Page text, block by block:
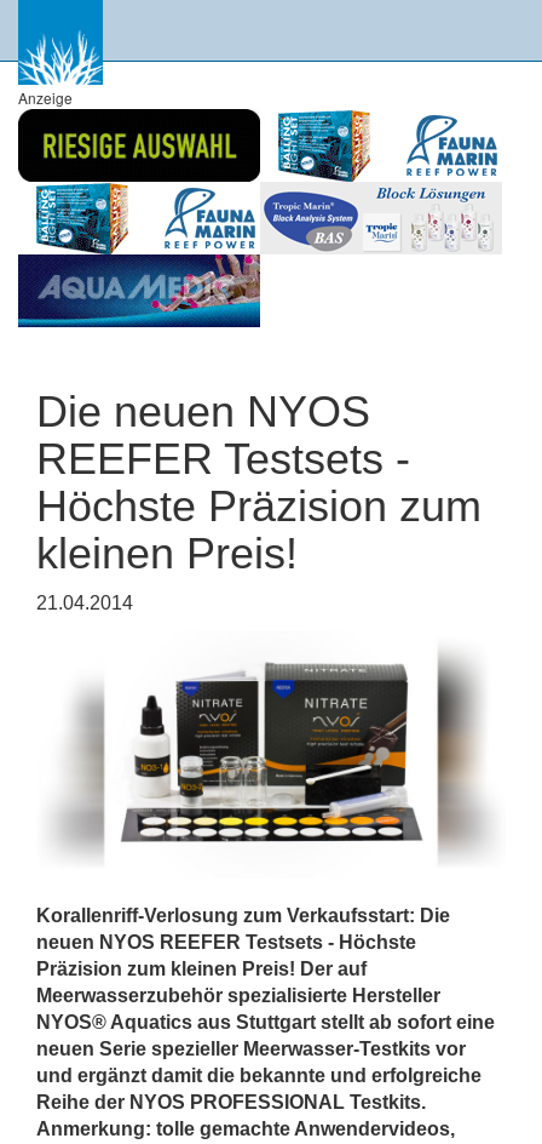
Anzeige
Die neuen NYOS
REEFER Testsets -
Höchste Präzision zum
kleinen Preis!
21.04.2014
Korallenriff-Verlosung zum Verkaufsstart: Die
neuen NYOS REEFER Testsets - Höchste
Präzision zum kleinen Preis! Der auf
Meerwasserzubehör spezialisierte Hersteller
NYOS® Aquatics aus Stuttgart stellt ab sofort eine
neuen Serie spezieller Meerwasser-Testkits vor
und ergänzt damit die bekannte und erfolgreiche
Reihe der NYOS PROFESSIONAL Testkits.
Anmerkung: tolle gemachte Anwendervideos,